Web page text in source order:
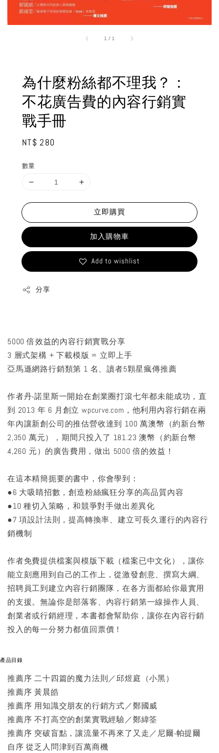
1 / 1
為什麼粉絲都不理我？：
不花廣告費的內容行銷實
戰手冊
Regular
NT$ 280
數量
立即購買
加入購物車
Add to wishlist
分享
5000 倍效益的內容行銷實戰分享
3 層式架構 + 下載模版 = 立即上手
亞馬遜網路行銷類第 1 名、讀者5顆星瘋傳推薦
作者丹‧諾里斯一開始在創業圈打滾七年都未能成功，直
到 2013 年 6 月創立 wpcurve.com，他利用內容行銷在兩
年內讓新創公司的推估營收達到 100 萬澳幣（約新台幣
2,350 萬元），期間只投入了 181.23 澳幣（約新台幣
4,260 元）的廣告費用，做出 5000 倍的效益！
在這本精簡扼要的書中，你會學到：
●6 大吸睛招數，創造粉絲瘋狂分享的高品質內容
●10 種切入策略，和競爭對手做出差異化
●7 項設計法則，提高轉換率、建立可長久運行的內容行
銷機制
作者免費提供檔案與模版下載（檔案已中文化），讓你
能立刻應用到自己的工作上，從激發創意、撰寫大綱、
招聘員工到建立內容行銷團隊，在各方面都給你最實用
的支援。無論你是部落客、內容行銷第一線操作人員、
創業者或行銷經理，本書都會幫助你，讓你在內容行銷
投入的每一分努力都值回票價！
產品目錄
推薦序 二十四篇的魔力法則／邱煜庭（小黑）
推薦序 黃晨皓
推薦序 用知識交朋友的行銷方式／鄭國威
推薦序 不打高空的創業實戰經驗／鄭緯筌
推薦序 突破盲點，讓流量不再來了又走／尼爾‧帕提爾
自序 從乏人問津到百萬商機